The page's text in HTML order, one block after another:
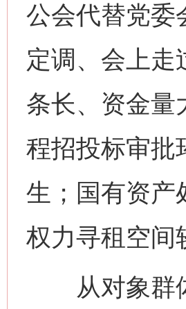
公会代替党委
定调、会上走
条长、资金量
程招投标审批
生；国有资产
权力寻租空间
从对象群体